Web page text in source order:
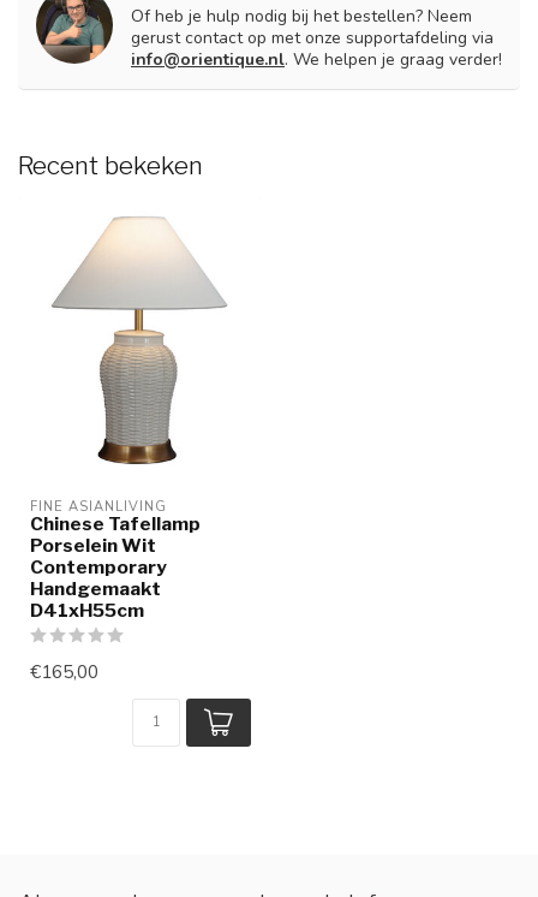
Of heb je hulp nodig bij het bestellen? Neem
gerust contact op met onze supportafdeling via
info@orientique.nl. We helpen je graag verder!
Recent bekeken
FINE ASIANLIVING
Chinese Tafellamp
Porselein Wit
Contemporary
Handgemaakt
D41xH55cm
€165,00